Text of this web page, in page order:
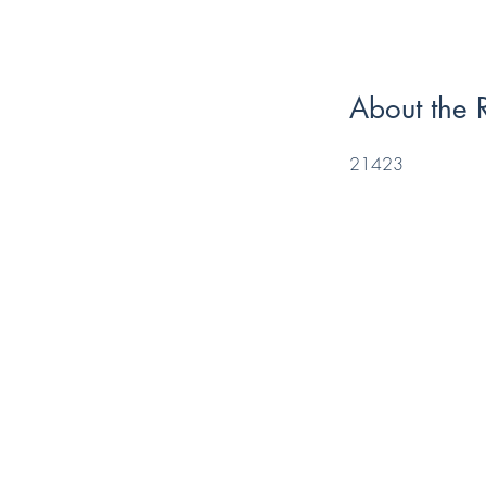
About the
21423